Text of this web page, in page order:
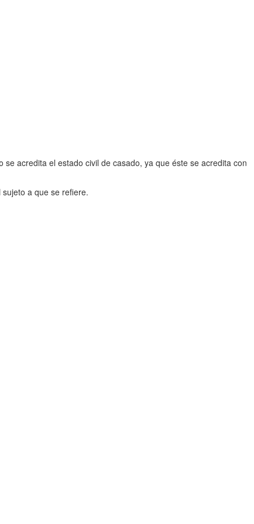
acredita el estado civil de casado, ya que éste se acredita con
a que se refiere.